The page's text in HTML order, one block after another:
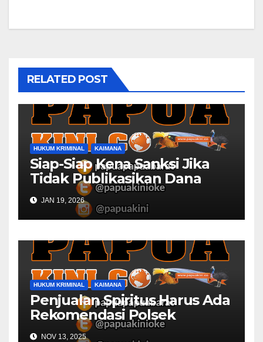
RELATED POST
HUKUM KRIMINAL KAIMANA
Siap-Siap Kena Sanksi Jika
Tidak Publikasikan Dana
Desa
JAN 19, 2026
HUKUM KRIMINAL KAIMANA
Penjualan Spiritus Harus Ada
Rekomendasi Polsek
Kaimana
NOV 13, 2025